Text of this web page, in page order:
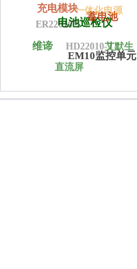
维谛
直流屏
EM10监控单元
电池巡检仪
充电模块
ER22010/T
HD22010-3艾默生
蓄电池
一体化电源